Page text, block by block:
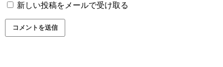
新しい投稿をメールで受け取る